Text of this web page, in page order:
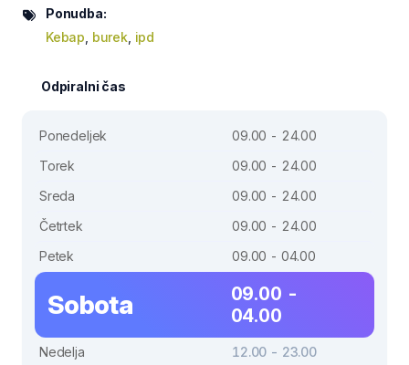
Ponudba:
Kebap burek, ipd
Odpiralni čas
Ponedeljek
09.00 - 24.00
Torek
09.00 - 24.00
Sreda
09.00 - 24.00
Četrtek
09.00 - 24.00
Petek
09.00 - 04.00
Sobota
09.00 -
04.00
Nedelja 12.00 - 23.00